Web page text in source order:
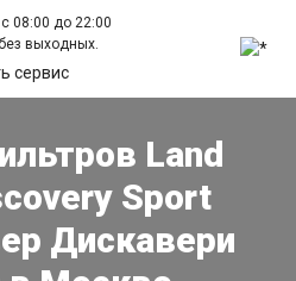
08:00 до 22:00
выходных.
сервис
Land
Sport
Дискавери